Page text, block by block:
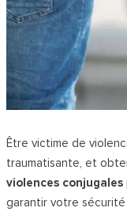
Être victime de
traumatisante, et
violences conjugales
garantir votre